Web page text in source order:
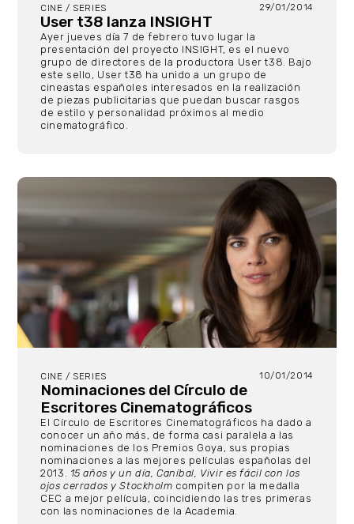
CINE / SERIES 29/01/2014
User t38 lanza INSIGHT
Ayer jueves día 7 de febrero tuvo lugar la
presentación del proyecto INSIGHT, es el nuevo
grupo de directores de la productora User t38. Bajo
este sello, User t38 ha unido a un grupo de
cineastas españoles interesados en la realización
de piezas publicitarias que puedan buscar rasgos
de estilo y personalidad próximos al medio
cinematográfico.
CINE / SERIES 10/01/2014
Nominaciones del Círculo de
Escritores Cinematográficos
El Círculo de Escritores Cinematográficos ha dado a
conocer un año más, de forma casi paralela a las
nominaciones de los Premios Goya, sus propias
nominaciones a las mejores películas españolas del
2013. 15 años y un día, Caníbal, Vivir es fácil con los
ojos cerrados y Stockholm compiten por la medalla
CEC a mejor película, coincidiendo las tres primeras
con las nominaciones de la Academia.